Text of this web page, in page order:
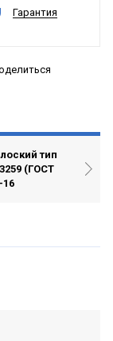
Гарантия
тип
(ГОСТ
16